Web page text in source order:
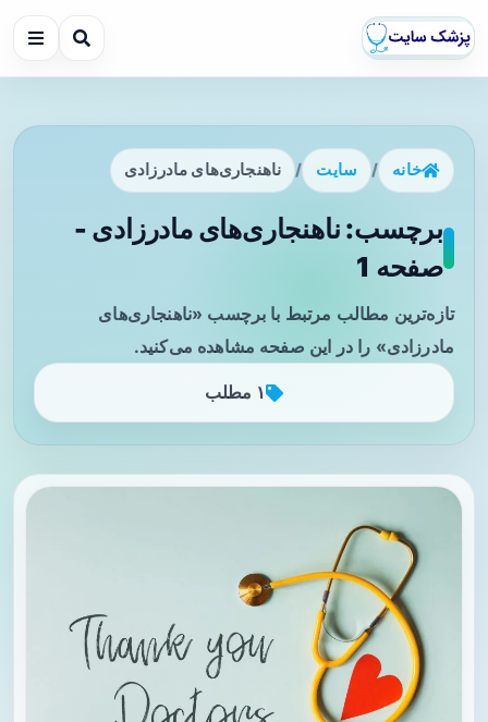
خانه / سایت / ناهنجاری‌های مادرزادی
برچسب: ناهنجاری‌های مادرزادی -
صفحه 1
تازه‌ترین مطالب مرتبط با برچسب «ناهنجاری‌های
مادرزادی» را در این صفحه مشاهده می‌کنید.
۱ مطلب